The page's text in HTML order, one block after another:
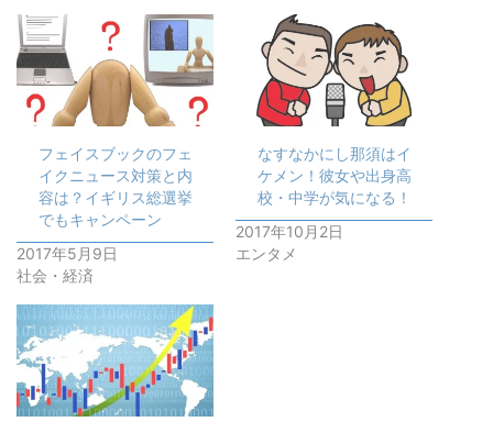
で
共
有
(
新
し
い
ウ
ィ
ド
ウ
で
開
き
ま
す
)
は
ク
リ
ッ
ク
く
さ
い
(
新
し
い
ウ
ィ
き
ま
す
)
フェイスブックのフェ
イクニュース対策と内
容は？イギリス総選挙
でもキャンペーン
2017年5月9日
社会・経済
なすなかにし那須はイ
ケメン！彼女や出身高
校・中学が気になる！
2017年10月2日
エンタメ